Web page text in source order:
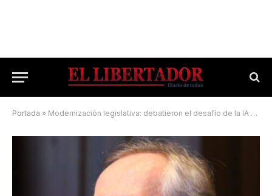
Portada » Modernización legislativa: debatieron el desafío de la IA en la gestión pública